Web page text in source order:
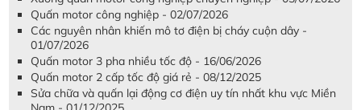
Quấn motor công nghiệp - 02/07/2026
Các nguyên nhân khiến mô tơ điện bị cháy cuộn dây -
01/07/2026
Quấn motor 3 pha nhiều tốc độ - 16/06/2026
Quấn motor 2 cấp tốc độ giá rẻ - 08/12/2025
Sửa chữa và quấn lại động cơ điện uy tín nhất khu vực Miền